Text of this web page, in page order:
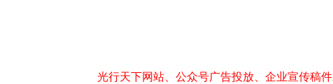
光行天下网站、公众号广告投放、企业宣传稿